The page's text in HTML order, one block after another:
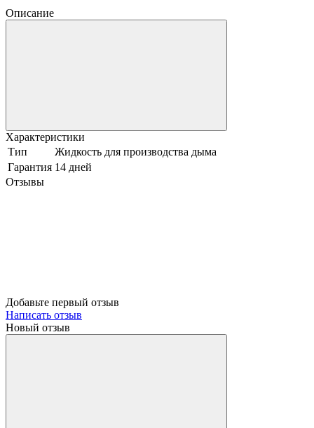
Описание
Характеристики
Тип
Жидкость для производства дыма
Гарантия 14 дней
Отзывы
Добавьте первый отзыв
Написать отзыв
Новый отзыв